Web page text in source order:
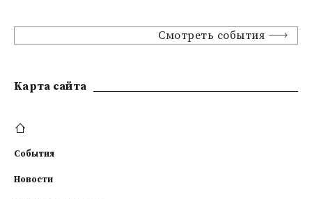
Смотреть события
Kарта сайта
События
Новости